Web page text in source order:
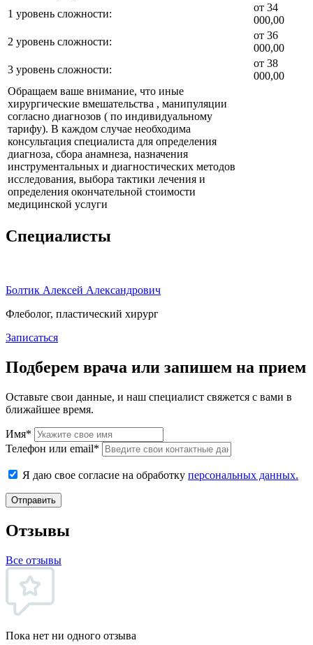
1 уровень сложности:
от 34
000,00
2 уровень сложности:
от 36
000,00
3 уровень сложности:
от 38
000,00
Обращаем ваше внимание, что иные
хирургические вмешательства , манипуляции
согласно диагнозов ( по индивидуальному
тарифу). В каждом случае необходима
консультация специалиста для определения
диагноза, сбора анамнеза, назначения
инструментальных и диагностических методов
исследования, выбора тактики лечения и
определения окончательной стоимости
медицинской услуги
Специалисты
Болтик Алексей Александрович
Флеболог, пластический хирург
Записаться
Подберем врача или запишем на прием
Оставьте свои данные, и наш специалист свяжется с вами в
ближайшее время.
Имя*
Телефон или email*
Я даю свое согласие на обработку персональных данных.
Отправить
Отзывы
Все отзывы
Пока нет ни одного отзыва